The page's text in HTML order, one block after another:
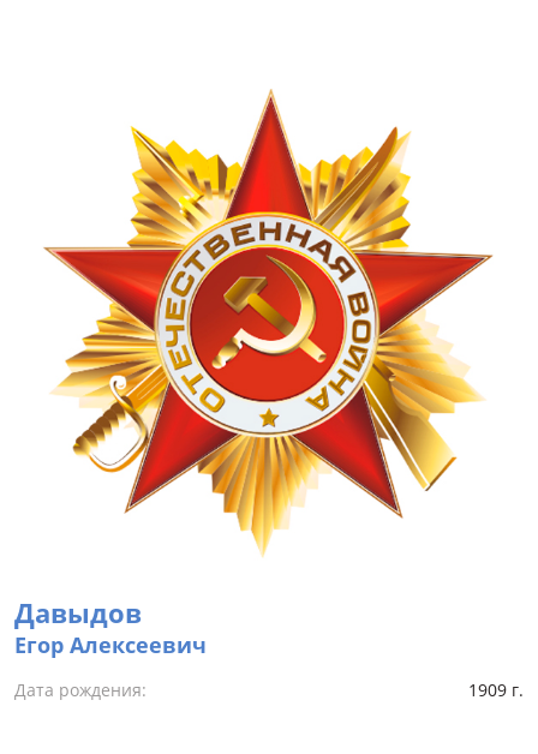
Давыдов
Егор Алексеевич
Дата рождения: 1909 г.